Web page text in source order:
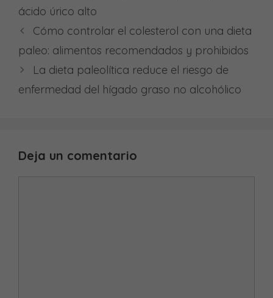
ácido úrico alto
Cómo controlar el colesterol con una dieta
paleo: alimentos recomendados y prohibidos
La dieta paleolítica reduce el riesgo de
enfermedad del hígado graso no alcohólico
Deja un comentario